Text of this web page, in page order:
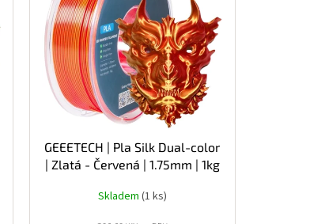
GEEETECH | Pla Silk Dual-color
| Zlatá - Červená | 1.75mm | 1kg
Skladem (1 ks)